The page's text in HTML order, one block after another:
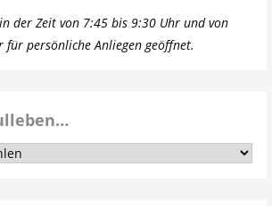
der Zeit von 7:45 bis 9:30 Uhr und von
für persönliche Anliegen geöffnet.